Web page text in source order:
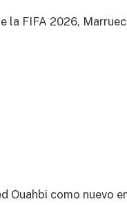
la FIFA 2026,
Ouahbi como nuevo